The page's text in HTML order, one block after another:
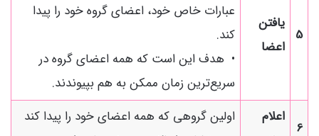
5
یافتن
اعضا
عبارات خاص خود، اعضای گروه خود را پیدا
کند.
• هدف این است که همه اعضای گروه در
سریع‌ترین زمان ممکن به هم بپیوندند.
6
اعلام
اولین گروهی که همه اعضای خود را پیدا کند